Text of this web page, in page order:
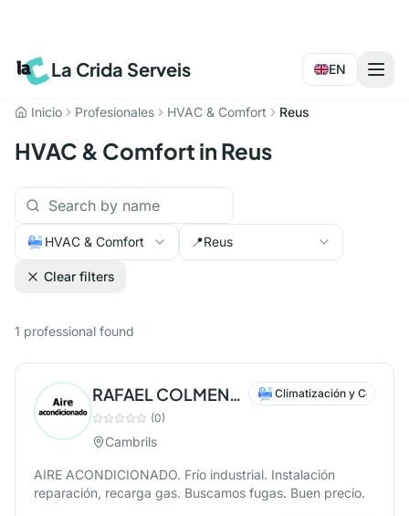
La Crida Serveis EN
Inicio Profesionales HVAC & Comfort Reus
HVAC & Comfort in Reus
HVAC & Comfort 📍Reus
Clear filters
1 professional found
RAFAEL COLMENERO MORENO
Climatización y Confort
(0)
Cambrils
AIRE ACONDICIONADO. Frío industrial. Instalación
reparación, recarga gas. Buscamos fugas. Buen precio.